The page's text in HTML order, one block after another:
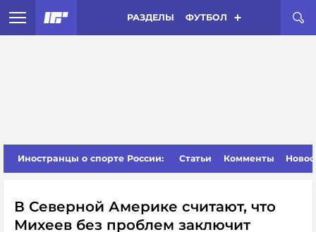
РАЗДЕЛЫ ФУТБОЛ
Иностранцы о спорте России: Статьи Комменты
В Северной Америке считают, что
Михеев без проблем заключит